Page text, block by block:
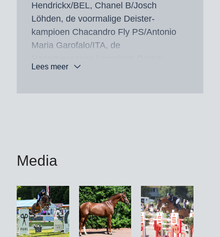
Hendrickx/BEL, Chanel B/Josch
Löhden, de voormalige Deister-
kampioen Chacandro Fly PS/Antonio
Maria Garofalo/ITA, de
B/Roman Duchac/CZE, de DSP-
van meer dan 20 goedgekeurde zonen
Harrie Smolders/NED in het jonge
springwerk bij de World Cup-
kwalificatie in Mechelen/BEL aanbeval
en bovendien de vader is van onze
Lees meer
Media